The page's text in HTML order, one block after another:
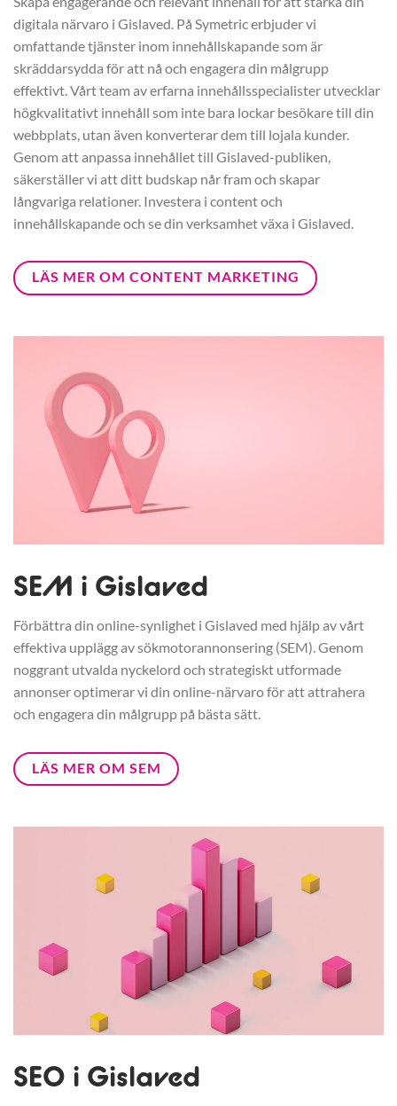
digitala närvaro i Gislaved. På Symetric erbjuder vi
omfattande tjänster inom innehållskapande som är
skräddarsydda för att nå och engagera din målgrupp
effektivt. Vårt team av erfarna innehållsspecialister utvecklar
högkvalitativt innehåll som inte bara lockar besökare till din
webbplats, utan även konverterar dem till lojala kunder.
Genom att anpassa innehållet till Gislaved-publiken,
säkerställer vi att ditt budskap når fram och skapar
långvariga relationer. Investera i content och
innehållskapande och se din verksamhet växa i Gislaved.
LÄS MER OM CONTENT MARKETING
SEM i Gislaved
Förbättra din online-synlighet i Gislaved med hjälp av vårt
effektiva upplägg av sökmotorannonsering (SEM). Genom
noggrant utvalda nyckelord och strategiskt utformade
annonser optimerar vi din online-närvaro för att attrahera
och engagera din målgrupp på bästa sätt.
LÄS MER OM SEM
SEO i Gislaved